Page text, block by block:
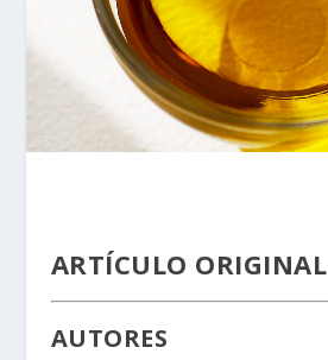
ARTÍCULO ORIGINAL
AUTORES